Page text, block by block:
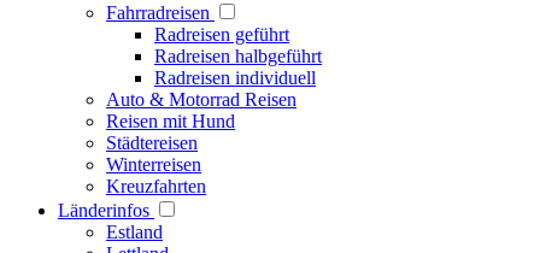
Fahrradreisen
Radreisen geführt
Radreisen halbgeführt
Radreisen individuell
Auto & Motorrad Reisen
Reisen mit Hund
Städtereisen
Winterreisen
Kreuzfahrten
Länderinfos
Estland